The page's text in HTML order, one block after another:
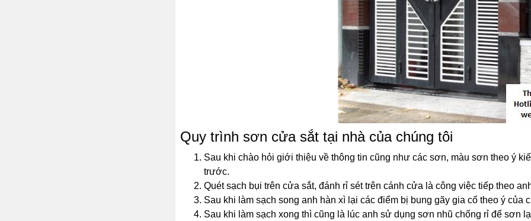
Quy trình sơn cửa sắt tại nhà của chúng tôi
Sau khi chào hỏi giới thiệu về thông tin cũng như các sơn, màu sơn theo ý
trước.
Quét sạch bụi trên cửa sắt, đánh rỉ sét trên cánh cửa là công việc tiếp theo
Sau khi làm sạch song anh hàn xì lại các điểm bị bung gãy gia cố theo ý của
Sau khi làm sạch xong thì cũng là lúc anh sử dụng sơn nhũ chống rỉ để sơn